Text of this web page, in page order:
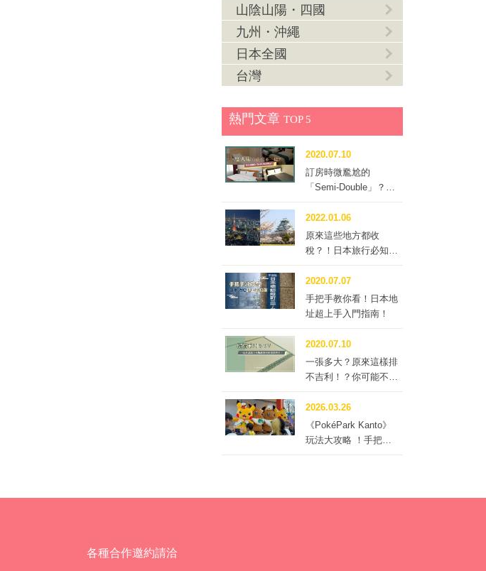
山陰山陽・四國
九州・沖繩
日本全國
台灣
熱門文章 TOP 5
2020.07.10
訂房時微尷尬的
「Semi-Double」？到
底要不要訂這種房型？
2022.01.06
原來這些地方都收
稅？！日本旅行必知的
「住宿稅」
2020.07.07
手把手教你看！日本地
址超上手入門指南！
2020.07.10
一張多大？原來這樣排
不吉利！？你可能不知
道的榻榻米冷知識四
問！
2026.03.26
《PokéPark Kanto》
玩法大攻略 ！手把手
帶你體驗寶可樂園：關
各種合作邀約請洽